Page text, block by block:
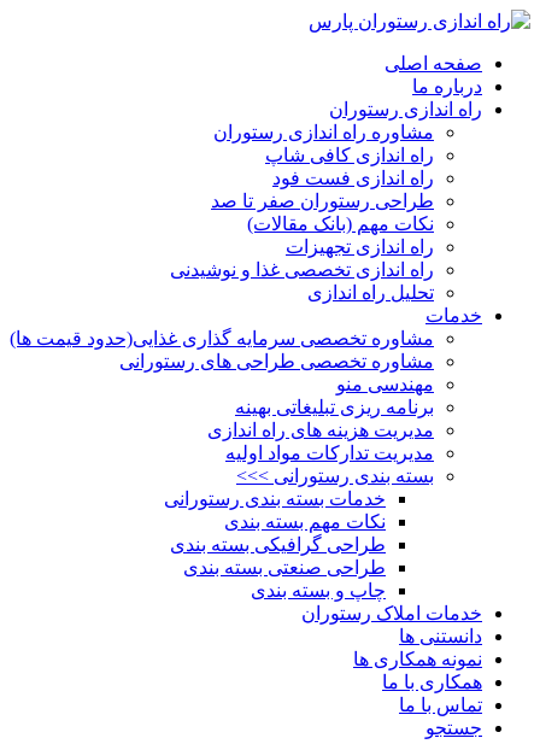
صفحه اصلی
درباره ما
راه اندازی رستوران
مشاوره راه اندازی رستوران
راه اندازی کافی شاپ
راه اندازی فست فود
طراحی رستوران صفر تا صد
نکات مهم (بانک مقالات)
راه اندازی تجهیزات
راه اندازی تخصصی غذا و نوشیدنی
تحلیل راه اندازی
خدمات
مشاوره تخصصی سرمایه گذاری غذایی(حدود قیمت ها)
مشاوره تخصصی طراحی های رستورانی
مهندسی منو
برنامه ریزی تبلیغاتی بهینه
مدیریت هزینه های راه اندازی
مدیریت تدارکات مواد اولیه
بسته بندی رستورانی >>>
خدمات بسته بندی رستورانی
نکات مهم بسته بندی
طراحی گرافیکی بسته بندی
طراحی صنعتی بسته بندی
چاپ و بسته بندی
خدمات املاک رستوران
دانستنی ها
نمونه همکاری ها
همکاری با ما
تماس با ما
جستجو